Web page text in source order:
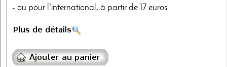
- ou pour l'international, à partir de 17 euros.